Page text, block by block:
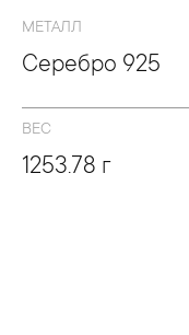
МЕТАЛЛ
Серебро 925
ВЕС
1253.78 г